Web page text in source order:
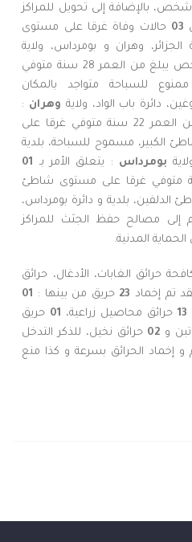
شخص، بالإضافة إلى تحويل للمراكز
03 حالات وفاة غرقا على مستوى
وهران و بومرداس، ولاية
شخص يبلغ من العمر 28 سنة متوفي
للسباحة متواجد بالمكان
دائرة باب الواد، ولاية وهران :
شاب يبلغ من العمر 22 سنة متوفي غرقا على
مسموح للسباحة، بلدية
بومرداس : يتعلق الأمر بـ 01
يبلغ من العمر 16 سنة متوفي غرقا على مستوى شاطئ
بلدية و دائرة بومرداس،
إلى مصالح حفظ الجثث للمراكز
المدنية.
الغابات، الأدغال، حرائق
تم إخماد 23 حريق من بينها : 01
13حرائق محاصيل زراعية، 01 حريق
و 02 حرائق نخيل، للذكر التدخل
إخماد الحرائق بسرعة و كذا منع